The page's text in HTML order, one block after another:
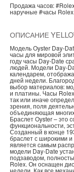
Продажа часов:
наручные #часы Rolex.
ОПИСАНИЕ
Модель Oyster Day-
часы для мировой
году часы Day-Date
людей. Модели Day-
календарем,
дней недели.
выбор материалов:
и платины. Часы
так или иначе
зрения, поля
объединяющая
Браслет Oyster – это
функциональности,
Созданный в конце
браслет с широкими
является самым
модели Day-Date
подзаводом,
Rolex. Он оснащен
недели. Как все